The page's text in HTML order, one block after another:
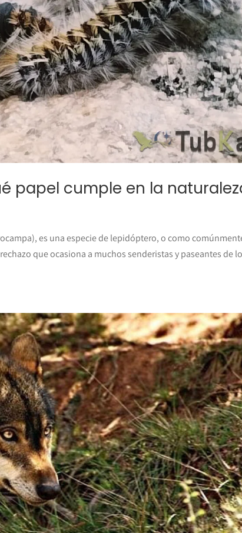
papel cumple en la
es una especie de lepidóptero, o como
que ocasiona a muchos senderistas y paseantes de